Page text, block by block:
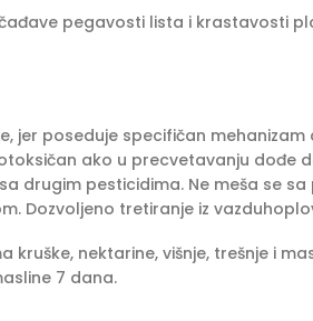
pegavosti lista i krastavosti
jer poseduje specifičan mehanizam
ako u precvetavanju dođe
drugim pesticidima. Ne meša se
Dozvoljeno tretiranje iz
nektarine, višnje, trešnje i
7 dana.